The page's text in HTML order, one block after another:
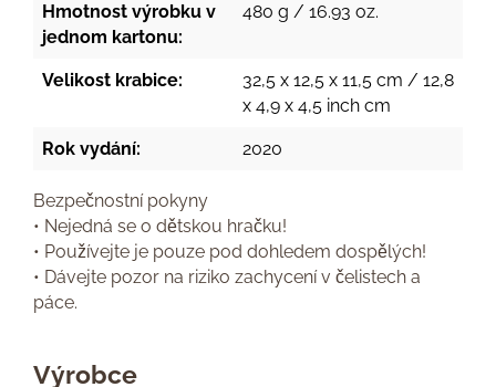
Hmotnost výrobku v
jednom kartonu:
480 g / 16.93 oz.
Velikost krabice:
32,5 x 12,5 x 11,5 cm / 12,8
x 4,9 x 4,5 inch cm
Rok vydání: 2020
Bezpečnostní pokyny
• Nejedná se o dětskou hračku!
• Používejte je pouze pod dohledem dospělých!
• Dávejte pozor na riziko zachycení v čelistech a
páce.
Výrobce